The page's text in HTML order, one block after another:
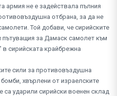
армия не е задействала пълния
отбрана, за да не
Той добави, че сирийските
пътуващия за Дамаск самолет към
сирийската крайбрежна
сили за противовъздушна
хвърлени от израелските
ударили сирийски военен склад